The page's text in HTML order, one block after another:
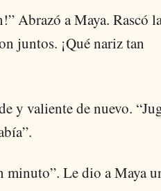
Abrazó a Maya. Rascó
juntos. ¡Qué nariz tan
y valiente de nuevo.
Le dio a Maya